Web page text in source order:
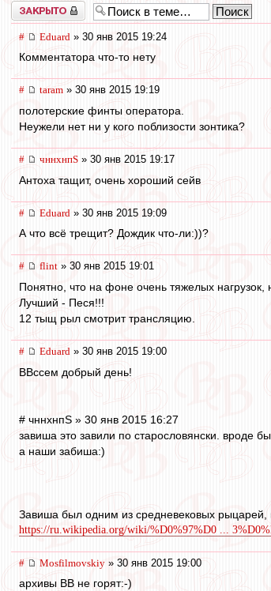
Закрыто
# Eduard » 30 янв 2015 19:24
Комментатора что-то нету
# taram » 30 янв 2015 19:19
полотерские финты оператора.
Неужели нет ни у кого поблизости зонтика?
# чннхнпS » 30 янв 2015 19:17
Антоха тащит, очень хороший сейв
# Eduard » 30 янв 2015 19:09
А что всё трещит? Дождик что-ли:))?
# flint » 30 янв 2015 19:01
Понятно, что на фоне очень тяжелых нагрузок,
Лучший - Песя!!!
12 тыщ рыл смотрит трансляцию.
# Eduard » 30 янв 2015 19:00
ВВссем добрый день!
# чннхнпS » 30 янв 2015 16:27
завиша это завили по старословянски. вроде бы.
а наши забиша:)
Завиша был одним из средневековых рыцарей,
https://ru.wikipedia.org/wiki/%D0%97%D0 ...
# Mosfilmovskiy » 30 янв 2015 19:00
архивы ВВ не горят:-)